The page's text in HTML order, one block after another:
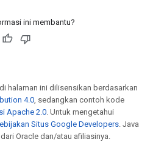
ini membantu?
halaman ini dilisensikan berdasarkan
4.0, sedangkan contoh kode
Apache 2.0. Untuk mengetahui
Situs Google Developers. Java
Oracle dan/atau afiliasinya.